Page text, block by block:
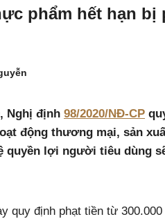
phẩm hết hạn bị
Nghị định 98/2020/NĐ-CP
động thương mại, sản
quyền lợi người tiêu dùng
quy định phạt tiền từ